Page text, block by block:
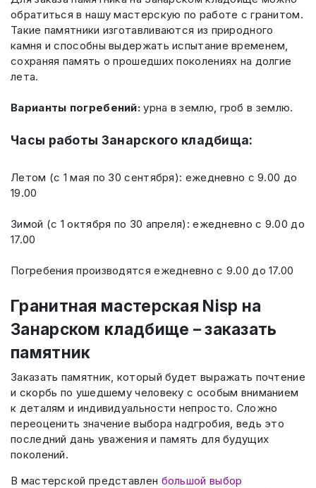
обратиться в нашу мастерскую по работе с гранитом.
Такие памятники изготавливаются из природного
камня и способны выдержать испытание временем,
сохраняя память о прошедших поколениях на долгие
лета.
Варианты погребений: урна в землю, гроб в землю.
Часы работы Занарского кладбища:
Летом (с 1 мая по 30 сентября): ежедневно с 9.00 до
19.00
Зимой (с 1 октября по 30 апреля): ежедневно с 9.00 до
17.00
Погребения производятся ежедневно с 9.00 до 17.00
Гранитная мастерская Nisp на
Занарском кладбище – заказать
памятник
Заказать памятник, который будет выражать почтение
и скорбь по ушедшему человеку с особым вниманием
к деталям и индивидуальности непросто. Сложно
переоценить значение выбора надгробия, ведь это
последний дань уважения и память для будущих
поколений.
В мастерской представлен большой выбор